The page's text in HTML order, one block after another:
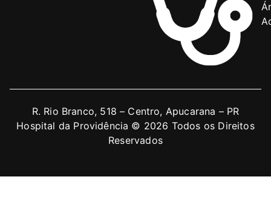
R. Rio Branco, 518 – Centro, Apucarana – PR
Hospital da Providência © 2026 Todos os Direitos
Reservados